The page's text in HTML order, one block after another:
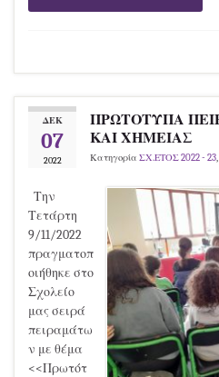
ΔΕΚ
07
2022
ΠΡΩΤΟΤΥΠΑ
ΚΑΙ ΧΗΜΕΙΑΣ
Κατηγορία ΣΧ.ΕΤΟΣ 2022 - 23,
Την
Τετάρτη
9/11/2022
πραγματοπ
οιήθηκε στο
Σχολείο
μας σειρά
πειραμάτω
ν με θέμα
<<Πρωτότ